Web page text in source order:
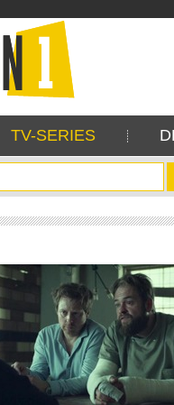
TV-SERIES